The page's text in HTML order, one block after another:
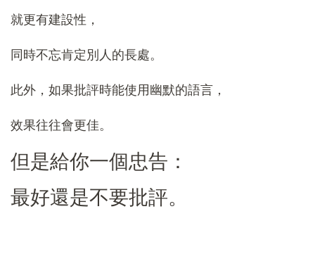
就更有建設性，
同時不忘肯定別人的長處。
此外，如果批評時能使用幽默的語言，
效果往往會更佳。
但是給你一個忠告：
最好還是不要批評。